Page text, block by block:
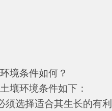
境条件如何？
壤环境条件如下：
选择适合其生长的有利